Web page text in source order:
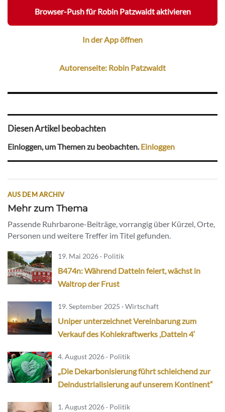
Browser-Push für Robin Patzwaldt aktivieren
In der App öffnen
Autorenseite: Robin Patzwaldt
Diesen Artikel beobachten
Einloggen, um Themen zu beobachten.Einloggen
AUS DEM ARCHIV
Mehr zum Thema
Passende Ruhrbarone-Beiträge, vorrangig über Kürzel, Orte,
Personen und weitere Treffer im Titel gefunden.
19. Mai 2026 · Politik
B474n: Während Datteln feiert, wächst in
Waltrop der Frust
19. September 2025 · Wirtschaft
Uniper unterzeichnet Vereinbarung zum
Verkauf des Kohlekraftwerks ‚Datteln 4‘
4. August 2026 · Politik
„Die Dekarbonisierung führt schleichend zur
Deindustrialisierung auf unserem Kontinent“
1. August 2026 · Politik